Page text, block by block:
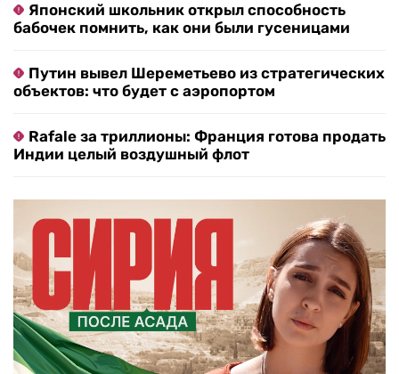
Японский школьник открыл способность
бабочек помнить, как они были гусеницами
Путин вывел Шереметьево из стратегических
объектов: что будет с аэропортом
Rafale за триллионы: Франция готова продать
Индии целый воздушный флот